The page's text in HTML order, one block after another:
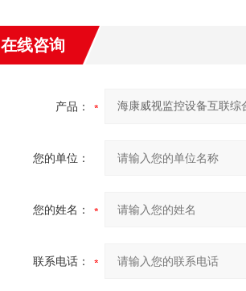
在线咨询
产品：
您的单位：
您的姓名：
联系电话：